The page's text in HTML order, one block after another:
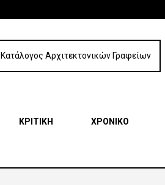
Κατάλογος Αρχιτεκτονικών Γραφείων
ΚΡΙΤΙΚΗ ΧΡΟΝΙΚΟ